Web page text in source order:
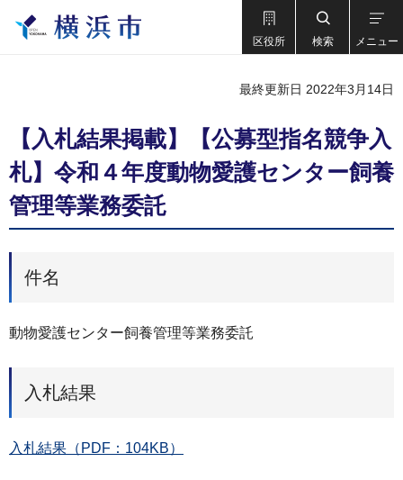
区役所 検索 メニュー
最終更新日 2022年3月14日
【入札結果掲載】【公募型指名競争⼊
札】令和４年度動物愛護センター飼養
管理等業務委託
件名
動物愛護センター飼養管理等業務委託
入札結果
入札結果（PDF：104KB）